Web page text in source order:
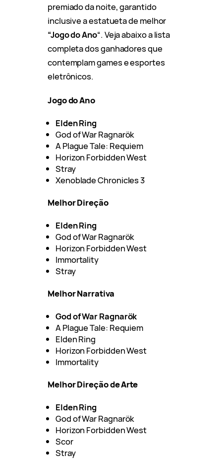
premiado da noite, garantido
inclusive a estatueta de melhor
“Jogo do Ano“. Veja abaixo a lista
completa dos ganhadores que
contemplam games e esportes
eletrônicos.
Jogo do Ano
Elden Ring
God of War Ragnarök
A Plague Tale: Requiem
Horizon Forbidden West
Stray
Xenoblade Chronicles 3
Melhor Direção
Elden Ring
God of War Ragnarök
Horizon Forbidden West
Immortality
Stray
Melhor Narrativa
God of War Ragnarök
A Plague Tale: Requiem
Elden Ring
Horizon Forbidden West
Immortality
Melhor Direção de Arte
Elden Ring
God of War Ragnarök
Horizon Forbidden West
Scor
Stray